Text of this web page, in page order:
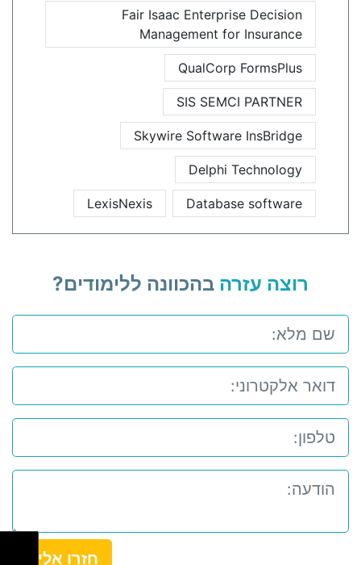
Fair Isaac Enterprise Decision
Management for Insurance
QualCorp FormsPlus
SIS SEMCI PARTNER
Skywire Software InsBridge
Delphi Technology
Database software
LexisNexis
רוצה עזרה בהכוונה ללימודים?
חזרו אלי